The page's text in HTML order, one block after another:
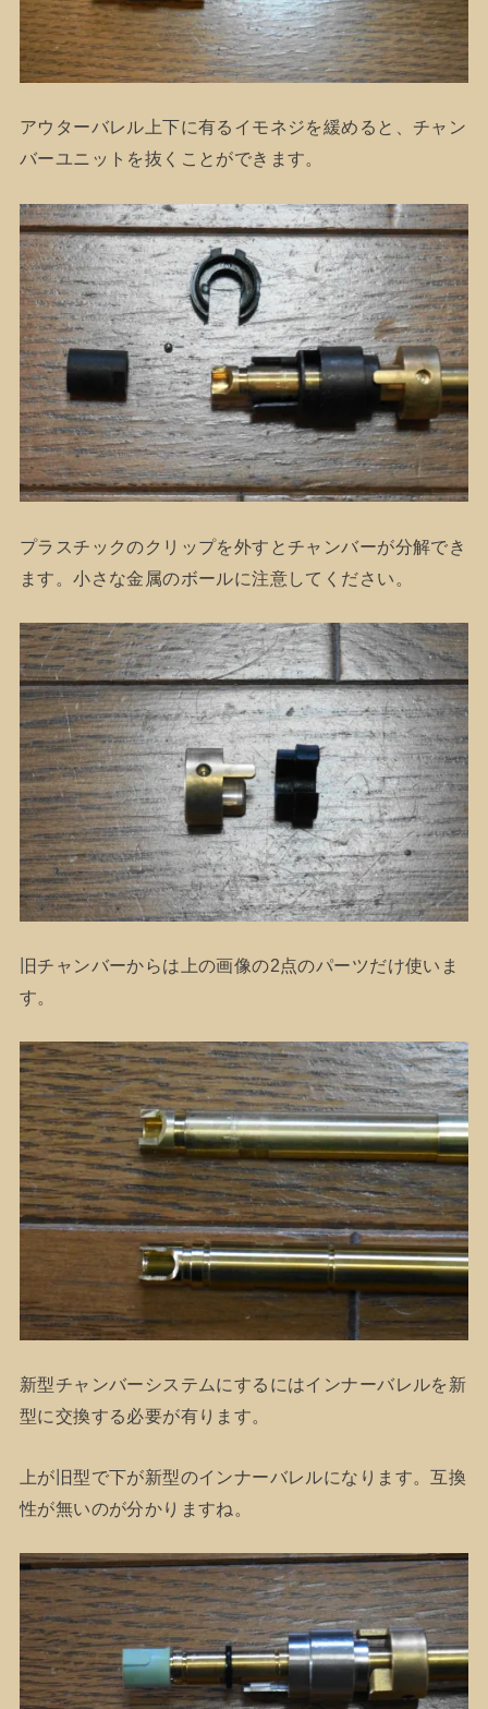
アウターバレル上下に有るイモネジを緩めると、チャン
バーユニットを抜くことができます。
プラスチックのクリップを外すとチャンバーが分解でき
ます。小さな金属のボールに注意してください。
旧チャンバーからは上の画像の2点のパーツだけ使いま
す。
新型チャンバーシステムにするにはインナーバレルを新
型に交換する必要が有ります。
上が旧型で下が新型のインナーバレルになります。互換
性が無いのが分かりますね。